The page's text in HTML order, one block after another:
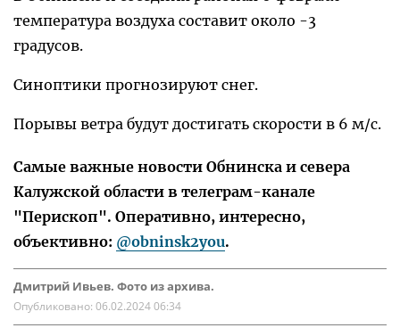
температура воздуха составит около -3
градусов.
Синоптики прогнозируют снег.
Порывы ветра будут достигать скорости в 6 м/с.
Самые важные новости Обнинска и севера
Калужской области в телеграм-канале
"Перископ". Оперативно, интересно,
объективно: @obninsk2you.
Дмитрий Ивьев. Фото из архива.
Опубликовано: 06.02.2024 06:34